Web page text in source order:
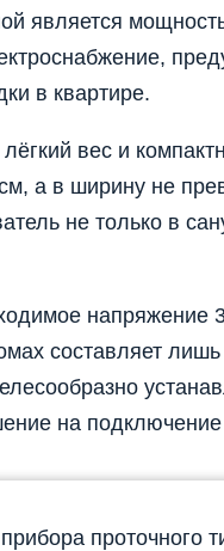
является
в квартире.
вес и
а в ширину не
не только в
напряжение
составляет
на
проточного